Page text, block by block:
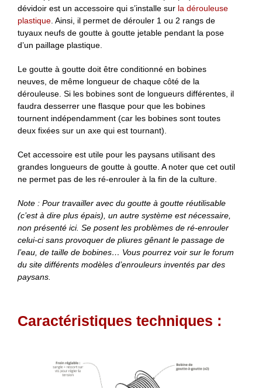
dévidoir est un accessoire qui s’installe sur la dérouleuse
plastique . Ainsi, il permet de dérouler 1 ou 2 rangs de
tuyaux neufs de goutte à goutte jetable pendant la pose
d’un paillage plastique.
Le goutte à goutte doit être conditionné en bobines
neuves, de même longueur de chaque côté de la
dérouleuse. Si les bobines sont de longueurs différentes, il
faudra desserrer une flasque pour que les bobines
tournent indépendamment (car les bobines sont toutes
deux fixées sur un axe qui est tournant).
Cet accessoire est utile pour les paysans utilisant des
grandes longueurs de goutte à goutte. A noter que cet outil
ne permet pas de les ré-enrouler à la fin de la culture.
Note : Pour travailler avec du goutte à goutte réutilisable
(c’est à dire plus épais), un autre système est nécessaire,
non présenté ici. Se posent les problèmes de ré-enrouler
celui-ci sans provoquer de pliures gênant le passage de
l’eau, de taille de bobines… Vous pourrez voir sur le forum
du site différents modèles d’enrouleurs inventés par des
paysans.
Caractéristiques techniques :